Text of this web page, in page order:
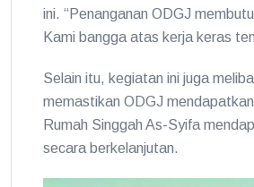
ini. “Penanganan ODGJ
Kami bangga atas kerja keras
Selain itu, kegiatan ini juga
memastikan ODGJ
Rumah Singgah As-Syifa
secara berkelanjutan.